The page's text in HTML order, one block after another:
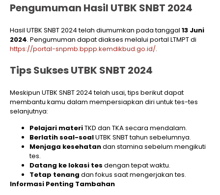
Pengumuman Hasil UTBK SNBT 2024
Hasil UTBK SNBT 2024 telah diumumkan pada tanggal 13 Juni
2024. Pengumuman dapat diakses melalui portal LTMPT di
https://portal-snpmb.bppp.kemdikbud.go.id/.
Tips Sukses UTBK SNBT 2024
Meskipun UTBK SNBT 2024 telah usai, tips berikut dapat
membantu kamu dalam mempersiapkan diri untuk tes-tes
selanjutnya:
Pelajari materiTKD dan TKA secara mendalam.
Berlatih soal-soalUTBK SNBT tahun sebelumnya.
Menjaga kesehatandan stamina sebelum mengikuti
tes.
Datang ke lokasi tes dengan tepat waktu.
Tetap tenang dan fokus saat mengerjakan tes.
Informasi Penting Tambahan